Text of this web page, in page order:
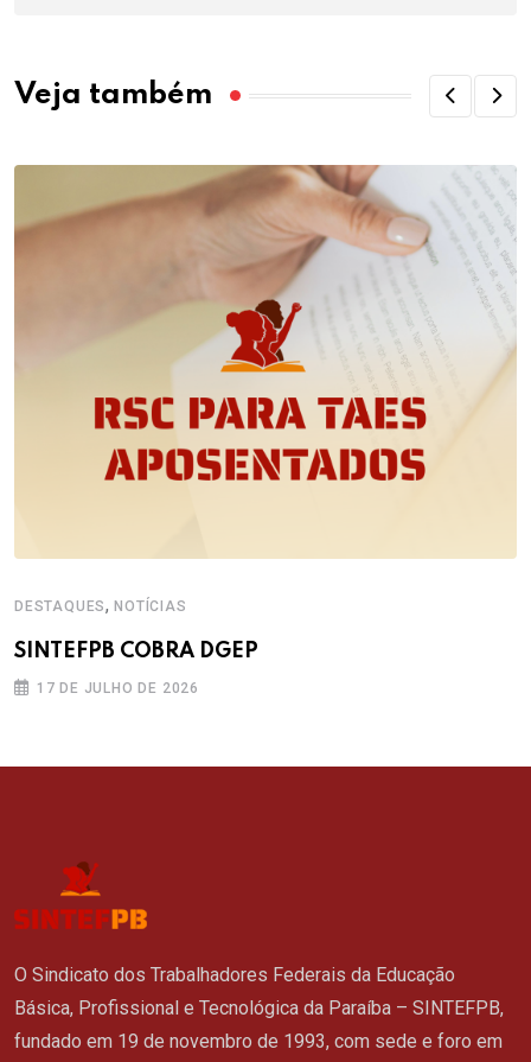
Veja também
DESTAQUES,NOTÍCIAS
SINTEFPB COBRA DGEP
17 DE JULHO DE 2026
O Sindicato dos Trabalhadores Federais da Educação
Básica, Profissional e Tecnológica da Paraíba – SINTEFPB,
fundado em 19 de novembro de 1993, com sede e foro em